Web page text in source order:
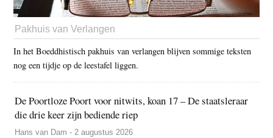
Pakhuis van Verlangen
In het Boeddhistisch pakhuis van verlangen blijven sommige teksten
nog een tijdje op de leestafel liggen.
De Poortloze Poort voor nitwits, koan 17 – De staatsleraar
die drie keer zijn bediende riep
Hans van Dam - 2 augustus 2026